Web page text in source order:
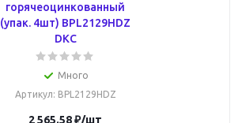
горячеоцинкованный
(упак. 4шт) BPL2129HDZ
DKC
Много
Артикул: BPL2129HDZ
2 565.58₽/шт